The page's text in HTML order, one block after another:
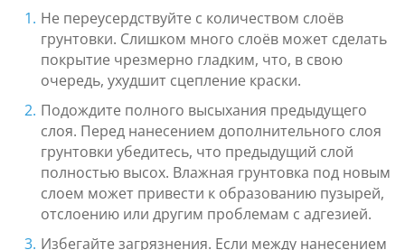
Не переусердствуйте с количеством слоёв
грунтовки. Слишком много слоёв может сделать
покрытие чрезмерно гладким, что, в свою
очередь, ухудшит сцепление краски.
Подождите полного высыхания предыдущего
слоя. Перед нанесением дополнительного слоя
грунтовки убедитесь, что предыдущий слой
полностью высох. Влажная грунтовка под новым
слоем может привести к образованию пузырей,
отслоению или другим проблемам с адгезией.
Избегайте загрязнения. Если между нанесением